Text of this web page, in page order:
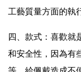
工藝質量方面的執
四、款式：喜歡就
和安全性，因為有